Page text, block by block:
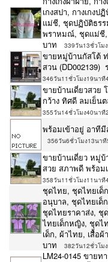
เกงสปา, กางเกง
แม่ชี, ชุดปฏิบัติธร
พราหมณ์, ชุดแม่ชี,
บาท
339วัน13ชั่วโม
ขายหมู่บ้านกัสโต้​
สวน (DD002139)
346วัน11ชั่วโมง19นาที
ขายบ้านเดี่ยวสวย
กว้าง ทิศดี ลมเย็น
355วัน14ชั่วโมง40นาที
พร้อมเข้าอยู่ อาที
356วัน6ชั่วโมง13นา
ขายบ้านเดี่ยว หมู่
สวย สภาพดี พร้อม
358วัน11ชั่วโมง11นาที
ชุดไทย, ชุดไทยเด็
อนุบาล, ชุดไทยเด็
ชุดไทยราคาส่ง, ชุ
ไทยเด็กหญิง, ชุดไ
เด็ก, ผ้าไทย, เสื้อ
บาท
382วัน12ชั่วโม
LM24-0145 ขายท